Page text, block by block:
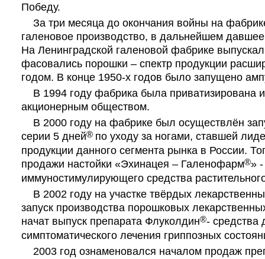
Победу.
За три месяца до окончания войны на
галеновое производство, в дальнейшем
На Ленинградской галеновой фабрике
фасовались порошки – спектр продукции
годом. В конце 1950-х годов было запущено
В 1994 году фабрика была приватизирована
акционерным обществом.
В 2000 году на фабрике был осуществлён
серии 5 дней® по уходу за ногами, ставшей
продукции данного сегмента рынка в России.
продажи настойки «Эхинацея – Галенофарм®» -
иммуностимулирующего средства
В 2002 году на участке твёрдых
запуск производства порошковых
начат выпуск препарата Флуколдин®- средства
симптоматического лечения гриппозных
2003 год ознаменовался началом продаж